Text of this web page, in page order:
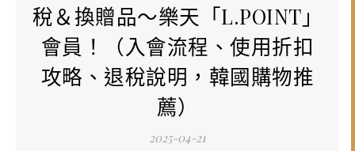
稅＆換贈品～樂天「L.POINT」
會員！（入會流程、使用折扣
攻略、退稅說明，韓國購物推
薦）
2025-04-21